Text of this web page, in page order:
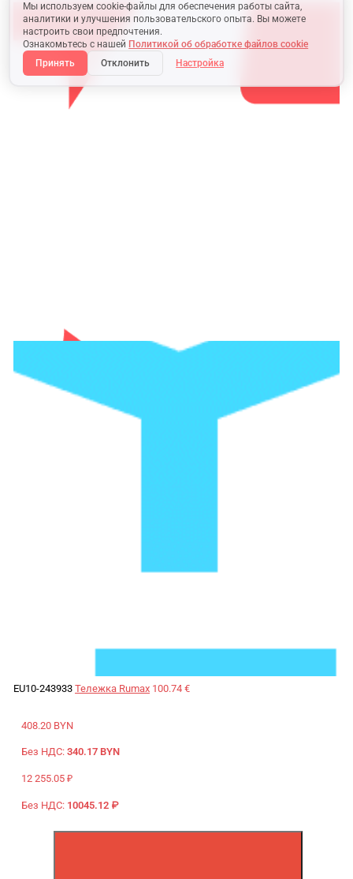
Мы используем cookie-файлы для обеспечения работы сайта,
аналитики и улучшения пользовательского опыта. Вы можете
настроить свои предпочтения.
Ознакомьтесь с нашей Политикой об обработке файлов cookie
Принять
Отклонить Настройка
EU10-243933 Тележка Rumax 100.74 €
408.20 BYN
Без НДС: 340.17 BYN
12 255.05 ₽
Без НДС: 10045.12 ₽